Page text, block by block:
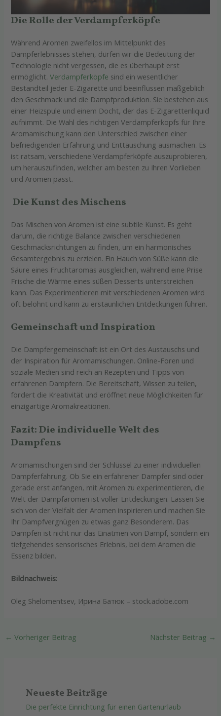
Die Rolle der Verdampferköpfe
Während Aromen zweifellos im Mittelpunkt des
Dampferlebnisses stehen, dürfen wir die Bedeutung der
Technologie nicht vergessen, die es überhaupt erst
ermöglicht.Verdampferköpfe sind ein wesentlicher
Bestandteil jeder E-Zigarette und beeinflussen maßgeblich
den Geschmack und die Dampfproduktion. Sie bestehen aus
einer Heizspule und einem Docht, der das E-Zigarettenliquid
aufnimmt. Die Wahl des richtigen Verdampferkopfs für Ihre
Aromamischung kann den Unterschied zwischen einer
befriedigenden Erfahrung und Enttäuschung ausmachen. Es
ist ratsam, verschiedene Verdampferköpfe auszuprobieren,
um herauszufinden, welcher am besten zu Ihren Vorlieben
und Aromen passt.
Die Kunst des Mischens
Das Mischen von Aromen ist eine subtile Kunst. Es geht
darum, die richtige Balance zwischen verschiedenen
Geschmacksrichtungen zu finden, um ein harmonisches
Gesamtergebnis zu erzielen. Ein Hauch von Süße kann die
Säure eines Fruchtaromas ausgleichen, während eine Prise
Frische die Wärme eines süßen Desserts unterstreichen
kann. Das Experimentieren mit verschiedenen Aromen wird
oft belohnt und kann zu erstaunlichen Entdeckungen führen.
Gemeinschaft und Inspiration
Die Dampfergemeinschaft ist ein Ort des Austauschs und
der Inspiration für Aromamischungen. Online-Foren und
soziale Medien sind reich an Rezepten und Tipps von
erfahrenen Dampfern. Die Bereitschaft, Wissen zu teilen,
fördert die Kreativität und eröffnet neue Möglichkeiten für
einzigartige Aromakreationen.
Fazit: Die individuelle Welt des
Dampfens
Aromamischungen sind der Schlüssel zu einer individuellen
Dampferfahrung. Ob Sie ein erfahrener Dampfer sind oder
gerade erst anfangen, mit Aromen zu experimentieren, die
Welt der Dampfaromen ist voller Entdeckungen. Lassen Sie
sich von der Vielfalt der Aromen inspirieren und machen Sie
Ihr Dampfvergnügen zu etwas ganz Besonderem. Das
Dampfen ist nicht nur das Einatmen von Dampf, sondern ein
tiefgehendes sensorisches Erlebnis, bei dem Aromen die
Essenz bilden.
Bildnachweis:
Oleg Shelomentsev, Ирина Батюк – stock.adobe.com
← Vorheriger Beitrag Nächster Beitrag →
Neueste Beiträge
Die perfekte Einrichtung für einen Gartenurlaub